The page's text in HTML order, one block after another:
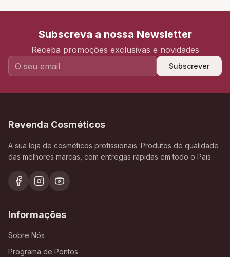
Subscreva a nossa Newsletter
Receba promoções exclusivas e novidades
Subscrever
Revenda Cosméticos
A sua loja de cosméticos profissionais. Produtos de qualidade
das melhores marcas, com entregas rápidas em todo o Pais.
Informações
Sobre Nós
Programa de Pontos